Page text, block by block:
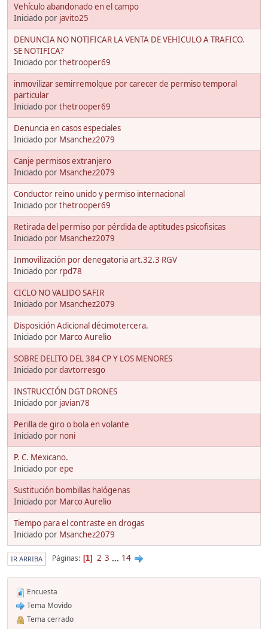
Vehículo abandonado en el campo
Iniciado por javito25
DENUNCIA NO NOTIFICAR LA VENTA DE VEHICULO A TRAFICO.
SE NOTIFICA?
Iniciado porthetrooper69
inmovilizar semirremolque por carecer de permiso temporal
particular
Iniciado porthetrooper69
Denuncia en casos especiales
Iniciado por Msanchez2079
Canje permisos extranjero
Iniciado por Msanchez2079
Conductor reino unido y permiso internacional
Iniciado porthetrooper69
Retirada del permiso por pérdida de aptitudes psicofisicas
Iniciado por Msanchez2079
Inmovilización por denegatoria art.32.3 RGV
Iniciado por rpd78
CICLO NO VALIDO SAFIR
Iniciado por Msanchez2079
Disposición Adicional décimotercera.
Iniciado por Marco Aurelio
SOBRE DELITO DEL 384 CP Y LOS MENORES
Iniciado pordavtorresgo
INSTRUCCIÓN DGT DRONES
Iniciado por javian78
Perilla de giro o bola en volante
Iniciado por noni
P. C. Mexicano.
Iniciado porepe
Sustitución bombillas halógenas
Iniciado por Marco Aurelio
Tiempo para el contraste en drogas
Iniciado por Msanchez2079
IR ARRIBA Páginas 1 2 3 ... 14
Encuesta
Tema Movido
Tema cerrado